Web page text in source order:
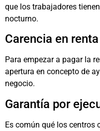
que los trabajadores
nocturno.
Carencia en renta
Para empezar a pagar la
apertura en concepto de
negocio.
Garantía por
Es común qué los centros